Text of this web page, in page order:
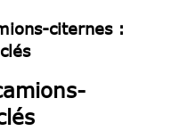
citernes :